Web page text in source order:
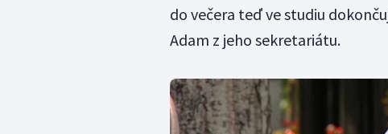
do večera teď ve studiu
Adam z jeho sekretariátu.